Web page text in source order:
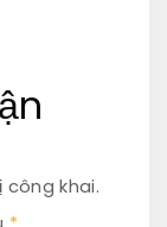
công khai.